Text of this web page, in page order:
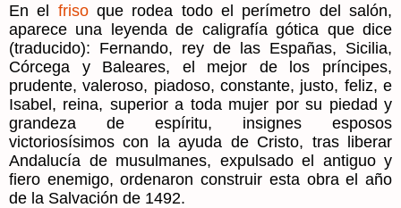
En el frisoque rodea todo el perímetro del salón,
aparece una leyenda de caligrafía gótica que dice
(traducido): Fernando, rey de las Españas, Sicilia,
Córcega y Baleares, el mejor de los príncipes,
prudente, valeroso, piadoso, constante, justo, feliz, e
Isabel, reina, superior a toda mujer por su piedad y
grandeza de espíritu, insignes esposos
victoriosísimos con la ayuda de Cristo, tras liberar
Andalucía de musulmanes, expulsado el antiguo y
fiero enemigo, ordenaron construir esta obra el año
de la Salvación de 1492.